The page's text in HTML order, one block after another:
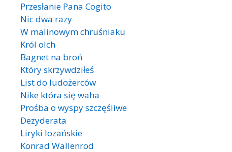
Przesłanie Pana Cogito
Nic dwa razy
W malinowym chruśniaku
Król olch
Bagnet na broń
Który skrzywdziłeś
List do ludożerców
Nike która się waha
Prośba o wyspy szczęśliwe
Dezyderata
Liryki lozańskie
Konrad Wallenrod